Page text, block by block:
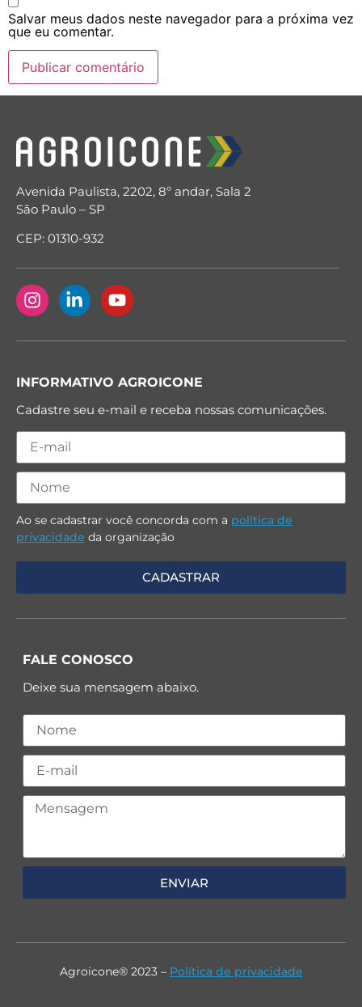
Salvar meus dados neste navegador para a próxima vez
que eu comentar.
Avenida Paulista, 2202, 8º andar, Sala 2
São Paulo – SP
CEP: 01310-932
INFORMATIVO AGROICONE
Cadastre seu e-mail e receba nossas comunicações.
Ao se cadastrar você concorda com a política de
privacidade da organização
FALE CONOSCO
Deixe sua mensagem abaixo.
ENVIAR
Agroicone® 2023 – Política de privacidade